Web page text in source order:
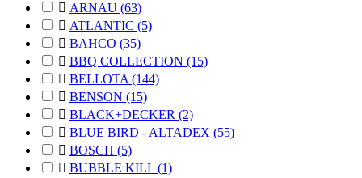
 ARNAU (63)
 ATLANTIC (5)
 BAHCO (35)
 BBQ COLLECTION (15)
 BELLOTA(144)
 BENSON (15)
 BLACK+DECKER (2)
 BLUE BIRD - ALTADEX (55)
 BOSCH (5)
 BUBBLE KILL (1)